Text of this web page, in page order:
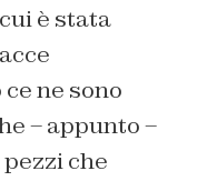
è stata
ne sono
– appunto –
che